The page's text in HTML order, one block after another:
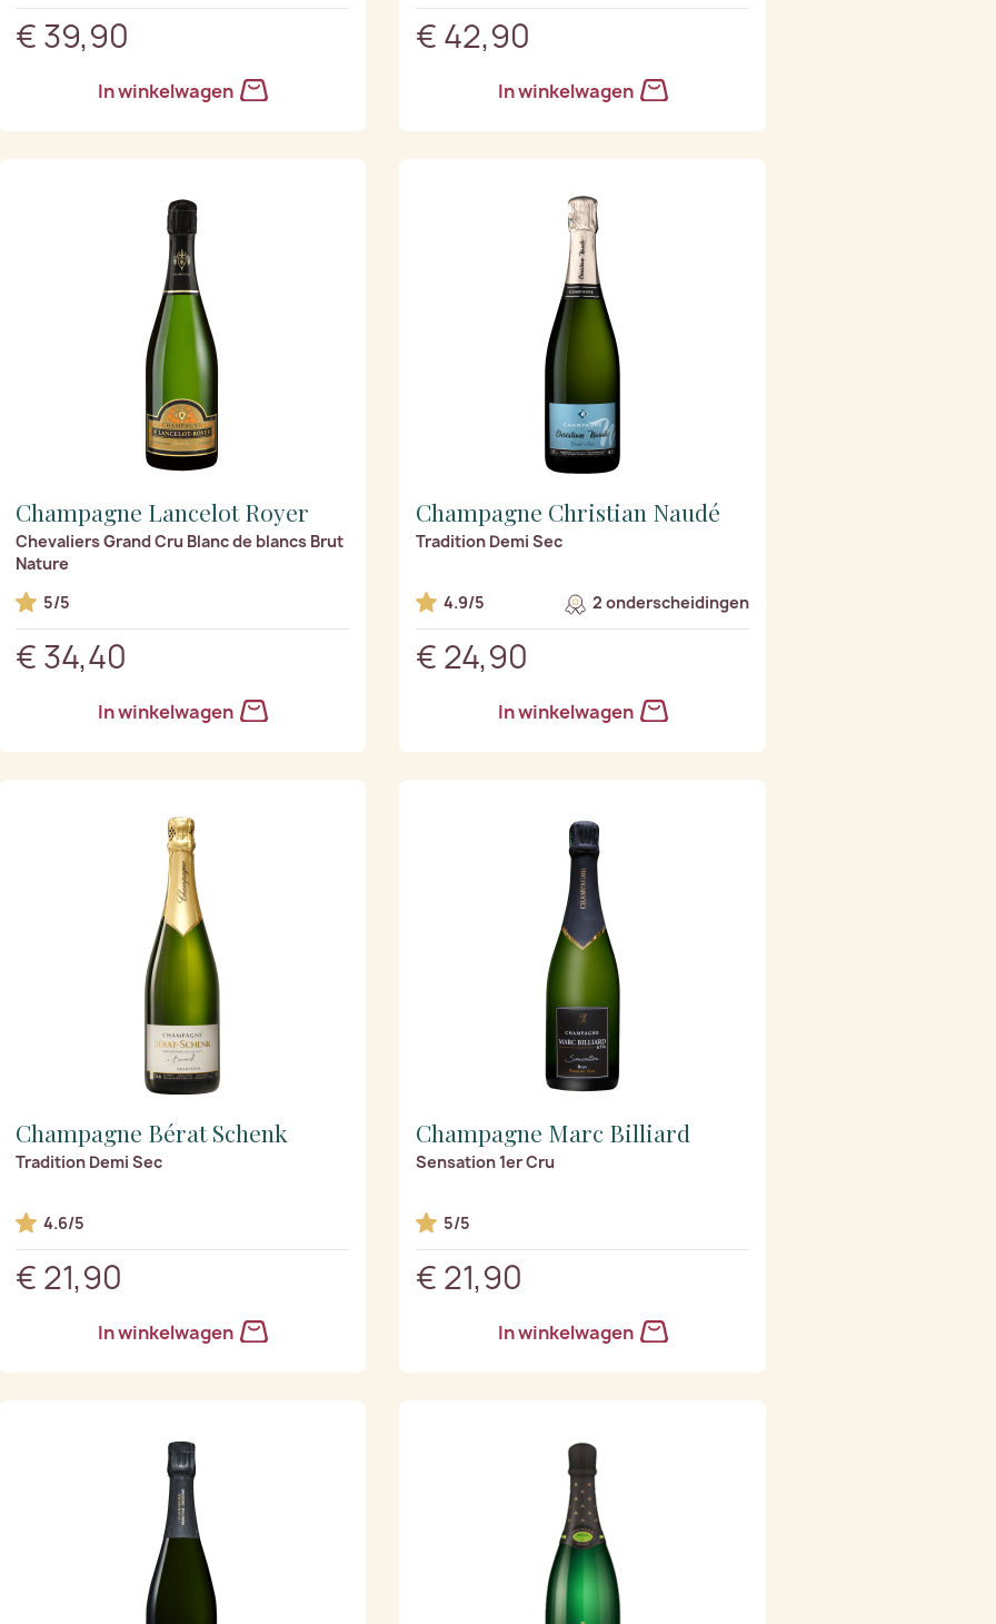
€ 39,90
In winkelwagen
€ 42,90
In winkelwagen
Champagne Lancelot Royer
Chevaliers Grand Cru Blanc de blancs Brut
Nature
5/5
€ 34,40
In winkelwagen
Champagne Christian Naudé
Tradition Demi Sec
4.9/5 2 onderscheidingen
€ 24,90
In winkelwagen
Champagne Bérat Schenk
Tradition Demi Sec
4.6/5
€ 21,90
In winkelwagen
Champagne Marc Billiard
Sensation 1er Cru
5/5
€ 21,90
In winkelwagen